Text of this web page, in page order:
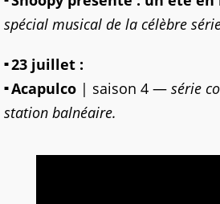
spécial musical de la célèbre
23 juillet :
Acapulco | saison 4 — série
station balnéaire.